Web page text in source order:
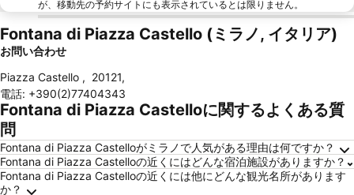
が、移動先の予約サイトにも表示されているとは限りません。
Fontana di Piazza Castello (ミラノ, イタリア)
お問い合わせ
Piazza Castello , 20121,
電話: +390(2)77404343
Fontana di Piazza Castelloに関するよくある質
問
Fontana di Piazza Castelloがミラノで人気がある理由は何ですか？
Fontana di Piazza Castelloの近くにはどんな宿泊施設がありますか？
Fontana di Piazza Castelloの近くには他にどんな観光名所があります
か？